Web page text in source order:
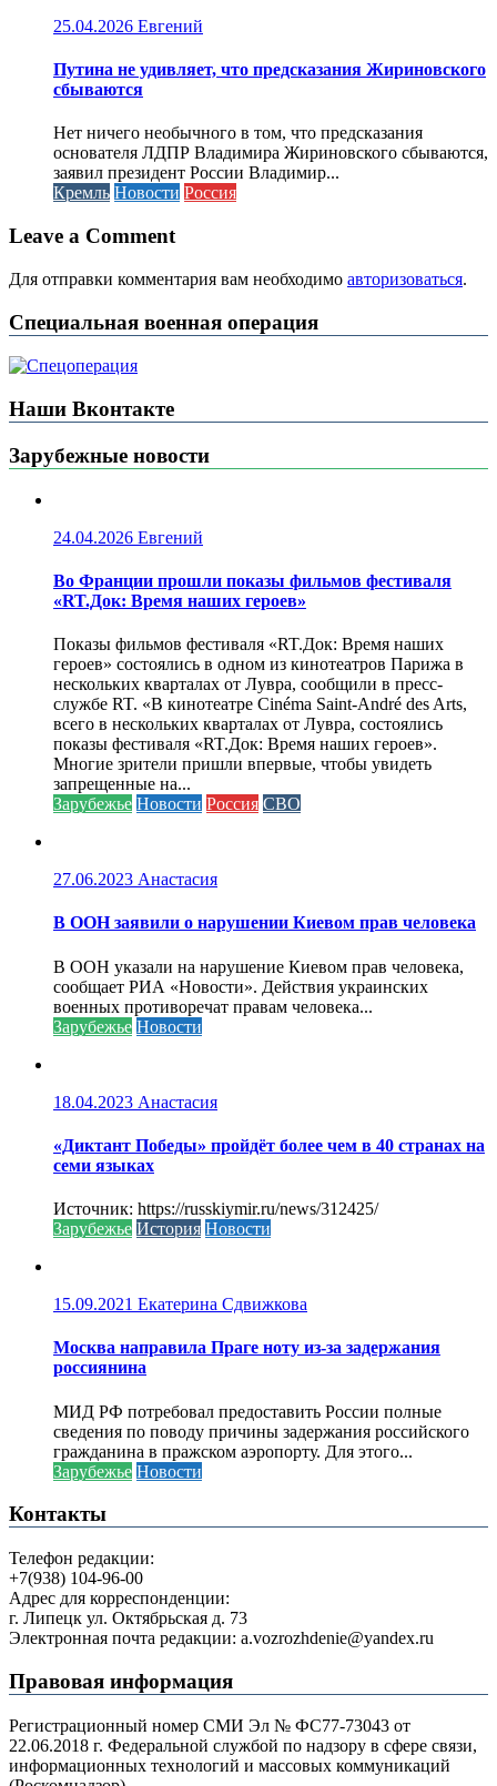
25.04.2026 Евгений
Путина не удивляет, что предсказания Жириновского
сбываются
Нет ничего необычного в том, что предсказания
основателя ЛДПР Владимира Жириновского сбываются,
заявил президент России Владимир...
Кремль Новости Россия
Leave a Comment
Для отправки комментария вам необходимо авторизоваться.
Специальная военная операция
Наши Вконтакте
Зарубежные новости
24.04.2026 Евгений
Во Франции прошли показы фильмов фестиваля
«RT.Док: Время наших героев»
Показы фильмов фестиваля «RT.Док: Время наших
героев» состоялись в одном из кинотеатров Парижа в
нескольких кварталах от Лувра, сообщили в пресс-
службе RT. «В кинотеатре Cinéma Saint-André des Arts,
всего в нескольких кварталах от Лувра, состоялись
показы фестиваля «RT.Док: Время наших героев».
Многие зрители пришли впервые, чтобы увидеть
запрещенные на...
Зарубежье Новости Россия СВО
27.06.2023 Анастасия
В ООН заявили о нарушении Киевом прав человека
В ООН указали на нарушение Киевом прав человека,
сообщает РИА «Новости». Действия украинских
военных противоречат правам человека...
Зарубежье Новости
18.04.2023 Анастасия
«Диктант Победы» пройдёт более чем в 40 странах на
семи языках
Источник: https://russkiymir.ru/news/312425/
Зарубежье История Новости
15.09.2021 Екатерина Сдвижкова
Москва направила Праге ноту из-за задержания
россиянина
МИД РФ потребовал предоставить России полные
сведения по поводу причины задержания российского
гражданина в пражском аэропорту. Для этого...
Зарубежье Новости
Контакты
Телефон редакции:
+7(938) 104-96-00
Адрес для корреспонденции:
г. Липецк ул. Октябрьская д. 73
Электронная почта редакции: a.vozrozhdenie@yandex.ru
Правовая информация
Регистрационный номер СМИ Эл № ФС77-73043 от
22.06.2018 г. Федеральной службой по надзору в сфере связи,
информационных технологий и массовых коммуникаций